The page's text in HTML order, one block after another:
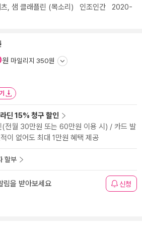
, 샘 클래플린 (목소리) 인조인간 2020-
원 마일리지 350원
딘 15% 청구 할인
(전월 30만원 또는 60만원 이용 시) / 카드 발
이 없어도 최대 1만원 혜택 제공
할부
림을 받아보세요 신청